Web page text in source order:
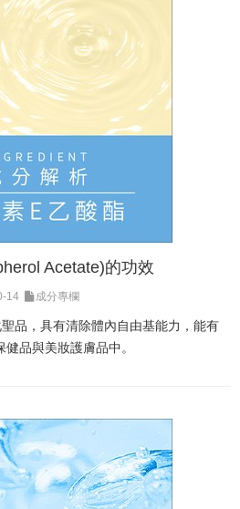
Acetate)的功效
14 成分專欄
品，具有清除體內自由基能力，能有
品與美妝護膚品中。